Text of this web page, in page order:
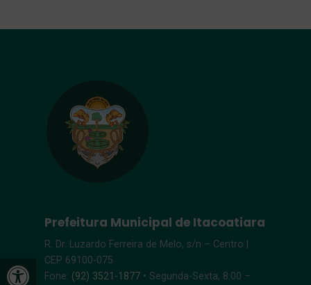
Open toolbar
Prefeitura Municipal de Itacoatiara
R. Dr. Luzardo Ferreira de Melo, s/n – Centro |
CEP 69100-075
Fone: (92) 3521-1877 • Segunda-Sexta, 8:00 –